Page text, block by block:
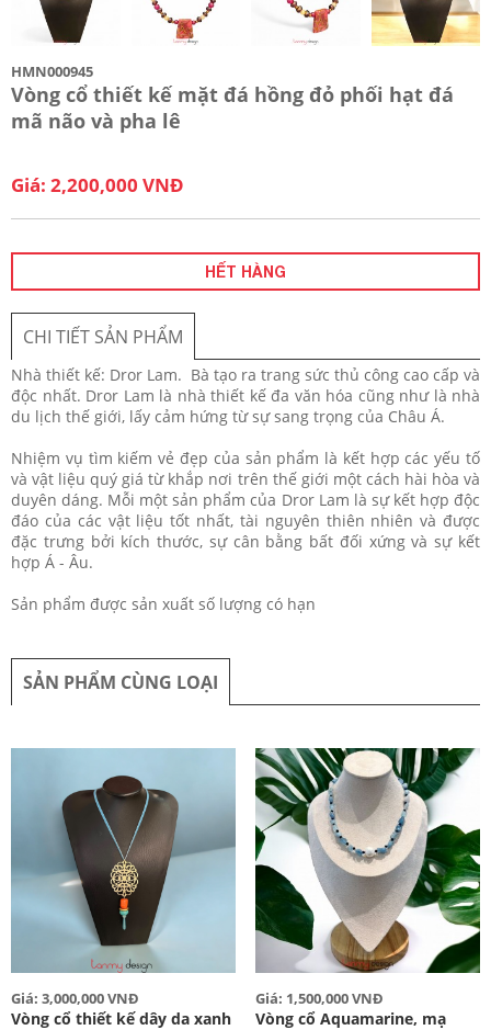
HMN000945
Vòng cổ thiết kế mặt đá hồng đỏ phối hạt đá
mã não và pha lê
Giá: 2,200,000 VNĐ
HẾT HÀNG
CHI TIẾT SẢN PHẨM
Nhà thiết kế: Dror Lam. Bà tạo ra trang sức thủ công cao cấp và
độc nhất. Dror Lam là nhà thiết kế đa văn hóa cũng như là nhà
du lịch thế giới, lấy cảm hứng từ sự sang trọng của Châu Á.
Nhiệm vụ tìm kiếm vẻ đẹp của sản phẩm là kết hợp các yếu tố
và vật liệu quý giá từ khắp nơi trên thế giới một cách hài hòa và
duyên dáng. Mỗi một sản phẩm của Dror Lam là sự kết hợp độc
đáo của các vật liệu tốt nhất, tài nguyên thiên nhiên và được
đặc trưng bởi kích thước, sự cân bằng bất đối xứng và sự kết
hợp Á - Âu.
Sản phẩm được sản xuất số lượng có hạn
SẢN PHẨM CÙNG LOẠI
Giá: 3,000,000 VNĐ
Vòng cổ thiết kế dây da xanh
Giá: 1,500,000 VNĐ
Vòng cổ Aquamarine, mạ